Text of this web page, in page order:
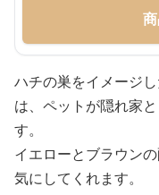
ハチの巣をイメージ
は、ペットが隠れ家
す。
イエローとブラウン
気にしてくれます。